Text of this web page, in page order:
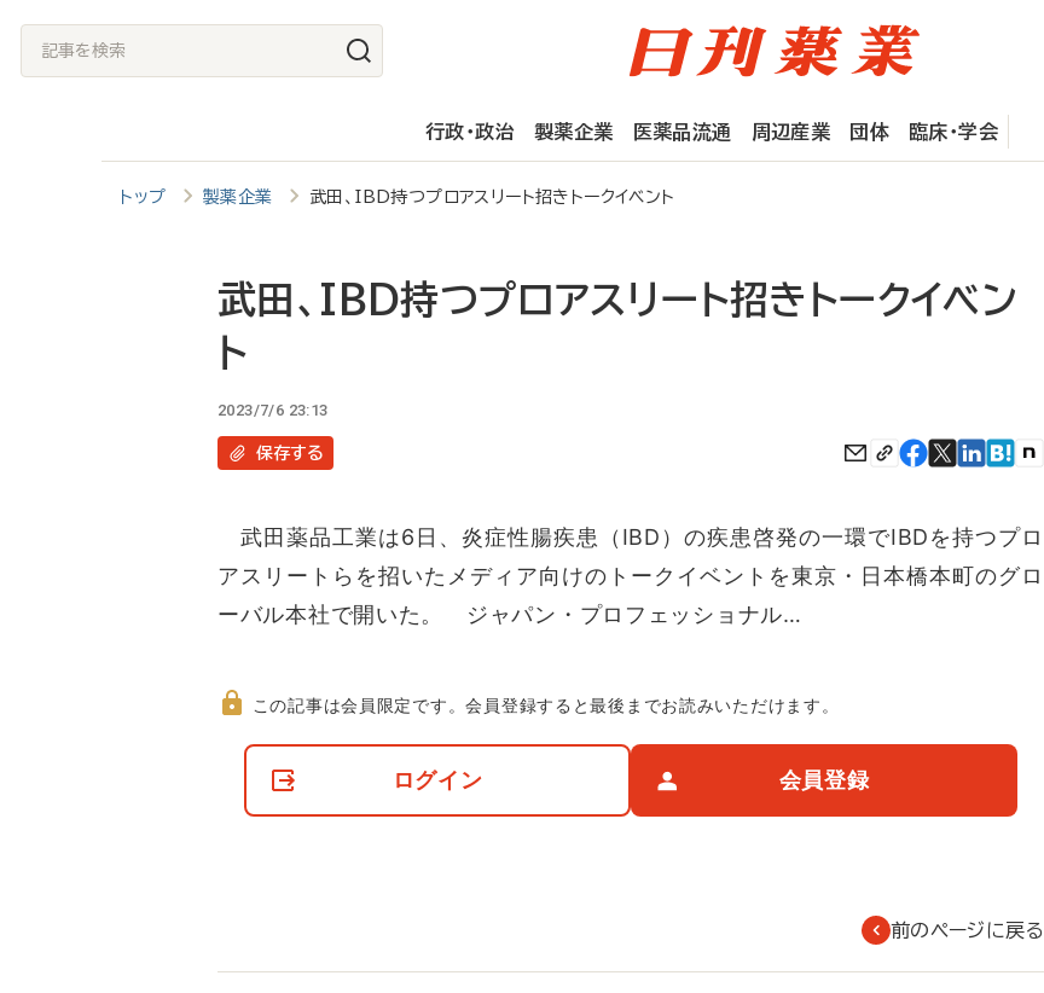
記
事
行政・政治 製薬企業 医薬品流通 周辺産業 団体 臨床・学会
トップ 製薬企業 武田、IBD持つプロアスリート招きトークイベント
武田、IBD持つプロアスリート招きトークイベン
ト
2023/7/6 23:13
保存する
武田薬品工業は6日、炎症性腸疾患（IBD）の疾患啓発の一環でIBDを持つプロ
アスリートらを招いたメディア向けのトークイベントを東京・日本橋本町のグロ
ーバル本社で開いた。 ジャパン・プロフェッショナル…
て
この記事は会員限定です。会員登録すると最後までお読みいただけます。
ログイン 会員登録
前のページに戻る